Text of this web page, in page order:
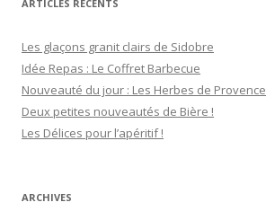
r
c
h
e
r
ARTICLES RÉCENTS
Les glaçons granit clairs de Sidobre
Idée Repas : Le Coffret Barbecue
Nouveauté du jour : Les Herbes de Provence
Deux petites nouveautés de Bière !
Les Délices pour l’apéritif !
ARCHIVES